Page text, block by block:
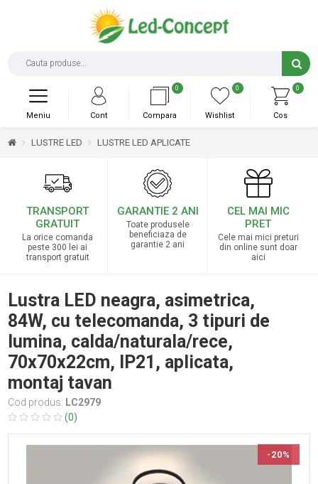
0
Cos
0
Wishlist
0
Compara
Cont
Meniu
LUSTRE LED LUSTRE LED APLICATE
TRANSPORT
GRATUIT
La orice comanda
peste 300 lei ai
transport gratuit
GARANTIE 2 ANI
Toate produsele
beneficiaza de
garantie 2 ani
CEL MAI MIC
PRET
Cele mai mici preturi
din online sunt doar
aici
Lustra LED neagra, asimetrica,
84W, cu telecomanda, 3 tipuri de
lumina, calda/naturala/rece,
70x70x22cm, IP21, aplicata,
montaj tavan
Cod produs: LC2979
(0)
-20%